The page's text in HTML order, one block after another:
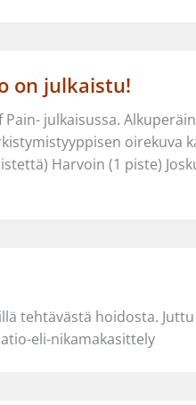
on julkaistu!
julkaisussa.
oirekuva
Harvoin (1 piste)
tehtävästä hoidosta.
eli-nikamakasittely